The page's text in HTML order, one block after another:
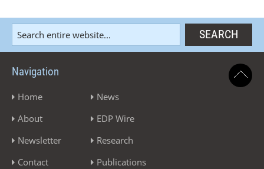
Navigation
Home
About
Newsletter
Contact
News
EDP Wire
Research
Publications